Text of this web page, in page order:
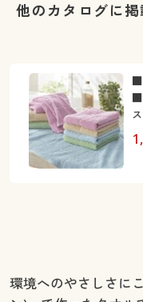
他のカタログに
■
■
環境へのやさしさに